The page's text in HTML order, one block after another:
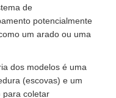
de
potencialmente
um arado ou uma
dos modelos é uma
(escovas) e um
para coletar